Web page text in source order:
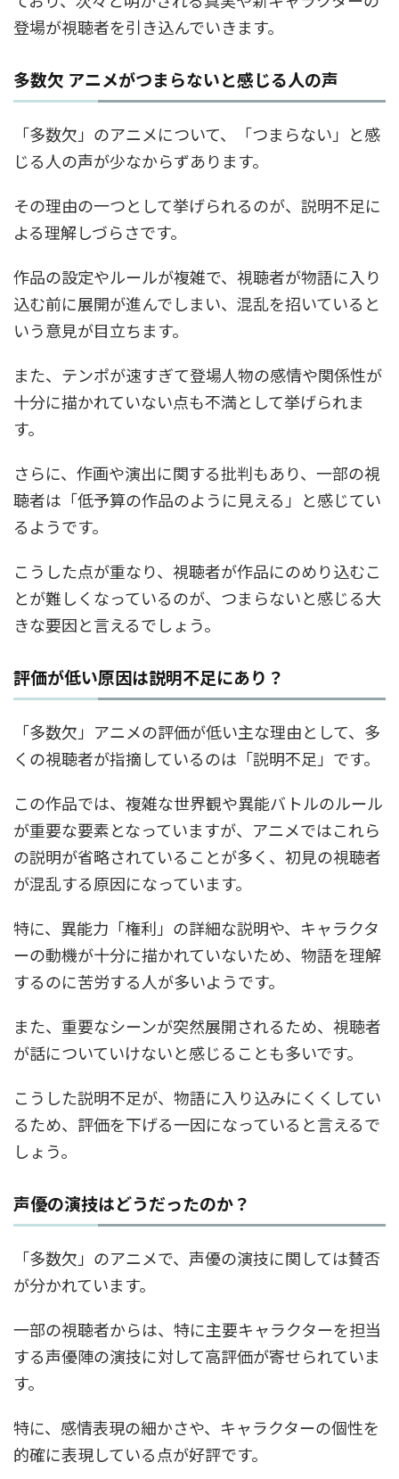
登場が視聴者を引き込んでいきます。
多数欠 アニメがつまらないと感じる人の声
「多数欠」のアニメについて、「つまらない」と感
じる人の声が少なからずあります。
その理由の一つとして挙げられるのが、説明不足に
よる理解しづらさです。
作品の設定やルールが複雑で、視聴者が物語に入り
込む前に展開が進んでしまい、混乱を招いていると
いう意見が目立ちます。
また、テンポが速すぎて登場人物の感情や関係性が
十分に描かれていない点も不満として挙げられま
す。
さらに、作画や演出に関する批判もあり、一部の視
聴者は「低予算の作品のように見える」と感じてい
るようです。
こうした点が重なり、視聴者が作品にのめり込むこ
とが難しくなっているのが、つまらないと感じる大
きな要因と言えるでしょう。
評価が低い原因は説明不足にあり？
「多数欠」アニメの評価が低い主な理由として、多
くの視聴者が指摘しているのは「説明不足」です。
この作品では、複雑な世界観や異能バトルのルール
が重要な要素となっていますが、アニメではこれら
の説明が省略されていることが多く、初見の視聴者
が混乱する原因になっています。
特に、異能力「権利」の詳細な説明や、キャラクタ
ーの動機が十分に描かれていないため、物語を理解
するのに苦労する人が多いようです。
また、重要なシーンが突然展開されるため、視聴者
が話についていけないと感じることも多いです。
こうした説明不足が、物語に入り込みにくくしてい
るため、評価を下げる一因になっていると言えるで
しょう。
声優の演技はどうだったのか？
「多数欠」のアニメで、声優の演技に関しては賛否
が分かれています。
一部の視聴者からは、特に主要キャラクターを担当
する声優陣の演技に対して高評価が寄せられていま
す。
特に、感情表現の細かさや、キャラクターの個性を
的確に表現している点が好評です。